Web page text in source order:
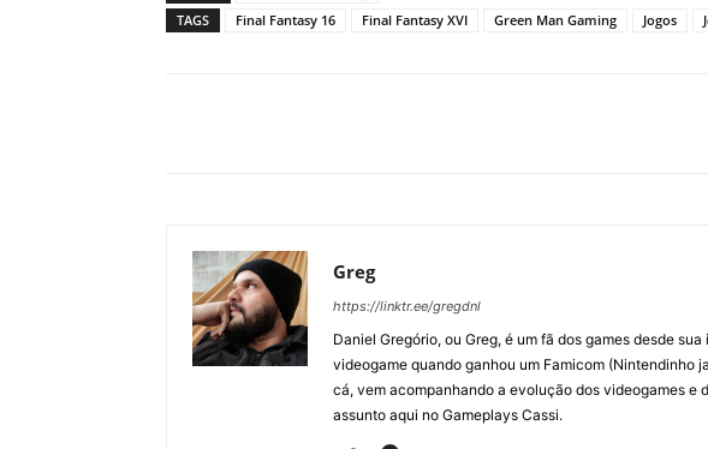
TAGS
Final Fantasy 16 Final Fantasy XVI Green Man Gaming Jogos
Greg
https://linktr.ee/gregdnl
Daniel Gregório, ou Greg, é um fã dos games desde
videogame quando ganhou um Famicom (Nintendinho
cá, vem acompanhando a evolução dos videogames e
assunto aqui no Gameplays Cassi.